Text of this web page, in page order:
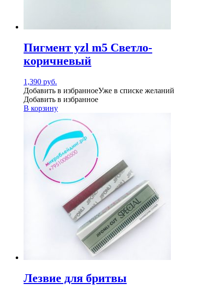
Пигмент yzl m5 Светло-
коричневый
1,390 руб.
Добавить в избранноеУже в списке желаний
Добавить в избранное
В корзину
Лезвие для бритвы